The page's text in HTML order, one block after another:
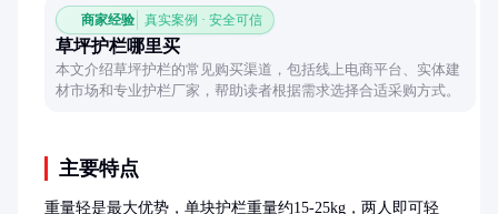
商家经验 真实案例 · 安全可信
草坪护栏哪里买
本文介绍草坪护栏的常见购买渠道，包括线上电商平台、实体建
材市场和专业护栏厂家，帮助读者根据需求选择合适采购方式。
主要特点
重量轻是最大优势，单块护栏重量约15-25kg，两人即可轻